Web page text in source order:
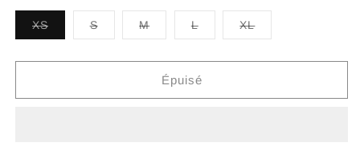
XSVariante
épuisée
indisponible
SVariante
épuisée
indisponible
MVariante
épuisée
indisponible
LVariante
épuisée
indisponible
XLVariante
épuisée
indisponible
Épuisé